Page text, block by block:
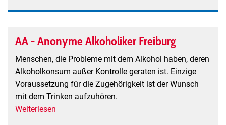
Erwachsene
mit
sucht-
und/oder
psychisch
AA - Anonyme Alkoholiker Freiburg
Menschen, die Probleme mit dem Alkohol haben, deren
Alkoholkonsum außer Kontrolle geraten ist. Einzige
Voraussetzung für die Zugehörigkeit ist der Wunsch
mit dem Trinken aufzuhören.
Weiterlesen